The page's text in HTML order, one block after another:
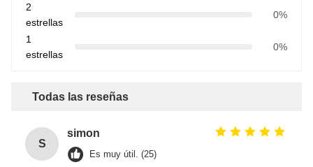
2
estrellas
0%
1
estrellas
0%
Todas las reseñas
S
simon
Es muy útil. (25)